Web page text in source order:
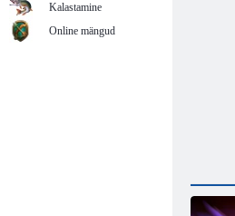
Kalastamine
Online mängud